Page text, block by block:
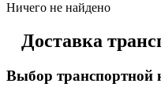
Ничего не найдено
Доставка
Выбор транспортной